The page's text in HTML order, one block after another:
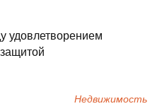
удовлетворением
Недвижимость